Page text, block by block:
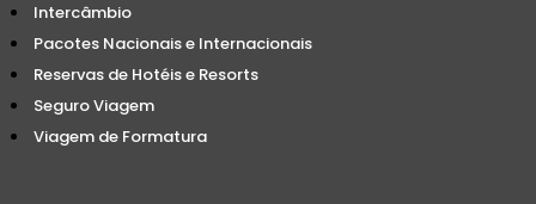
Intercâmbio
Pacotes Nacionais e Internacionais
Reservas de Hotéis e Resorts
Seguro Viagem
Viagem de Formatura